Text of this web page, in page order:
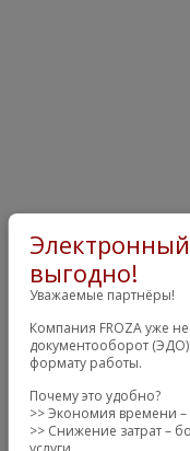
выгодно!
Уважаемые партнёры!
Компания FROZA уже
документооборот
формату работы.
Почему это удобно?
>> Экономия времени –
>> Снижение затрат –